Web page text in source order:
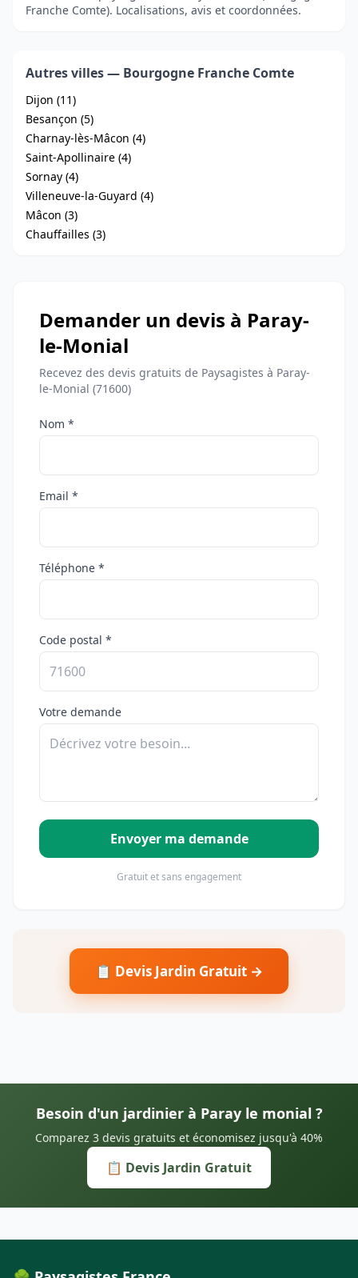
Franche Comte). Localisations, avis et coordonnées.
Autres villes — Bourgogne Franche Comte
Dijon (11)
Besançon (5)
Charnay-lès-Mâcon (4)
Saint-Apollinaire (4)
Sornay (4)
Villeneuve-la-Guyard (4)
Mâcon (3)
Chauffailles (3)
Demander un devis à Paray-
le-Monial
Recevez des devis gratuits de Paysagistes à Paray-
le-Monial (71600)
Nom *
Email *
Téléphone *
Code postal *
Votre demande
Envoyer ma demande
Gratuit et sans engagement
📋 Devis Jardin Gratuit →
Besoin d'un jardinier à Paray le monial ?
Comparez 3 devis gratuits et économisez jusqu'à 40%
📋 Devis Jardin Gratuit